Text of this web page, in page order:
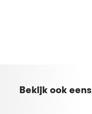
Bekijk ook eens